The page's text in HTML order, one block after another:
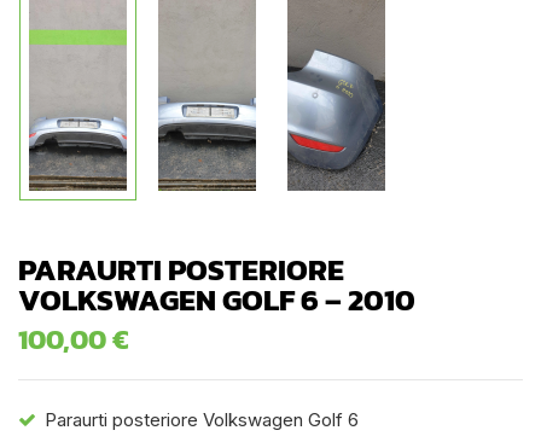
PARAURTI POSTERIORE
VOLKSWAGEN GOLF 6 – 2010
100,00€
Paraurti posteriore Volkswagen Golf 6